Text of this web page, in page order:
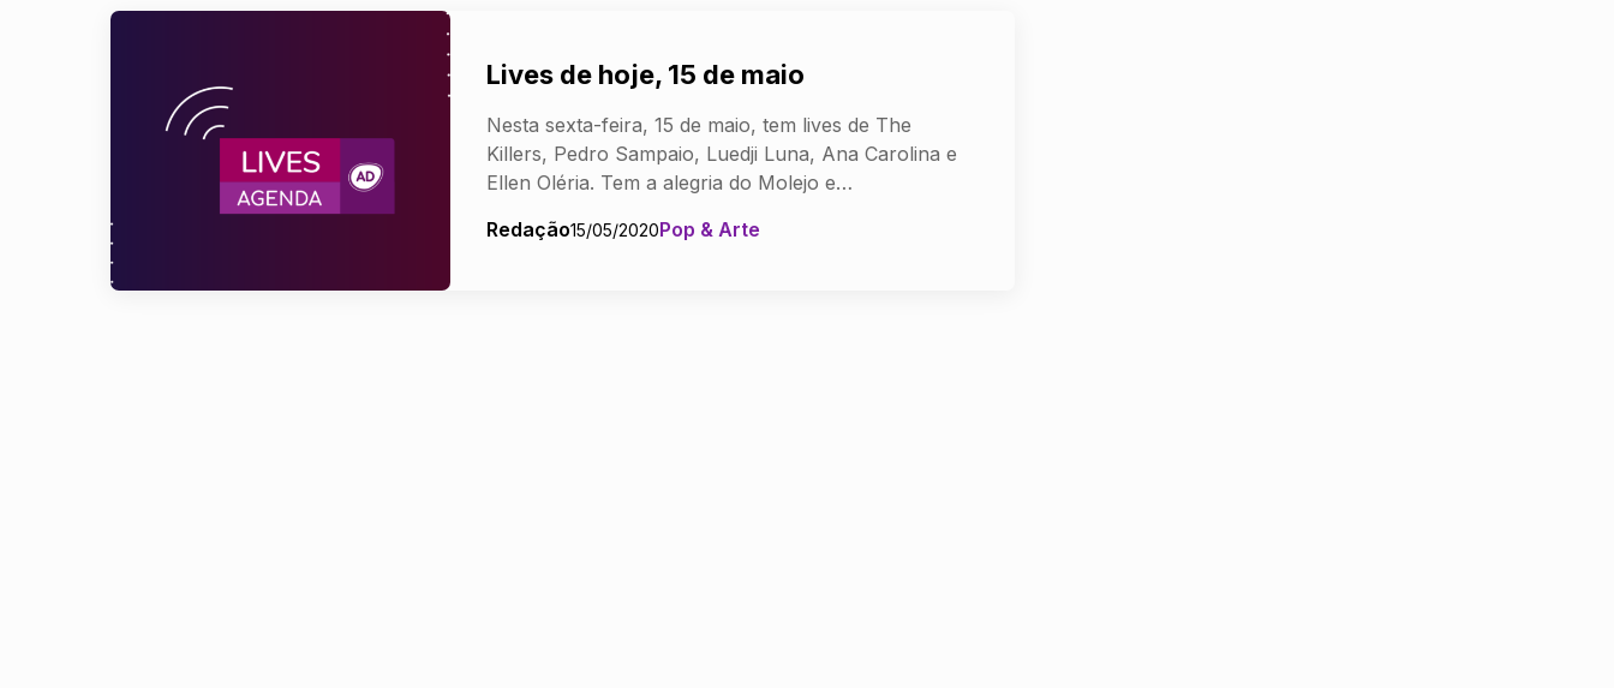
Lives de hoje, 15 de maio
Nesta sexta-feira, 15 de maio, tem lives de The
Killers, Pedro Sampaio, Luedji Luna, Ana Carolina e
Ellen Oléria. Tem a alegria do Molejo e…
Redação15/05/2020Pop & Arte